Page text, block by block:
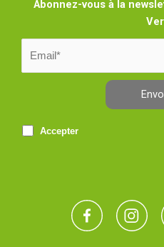
Abonnez-vous à la
Accepter